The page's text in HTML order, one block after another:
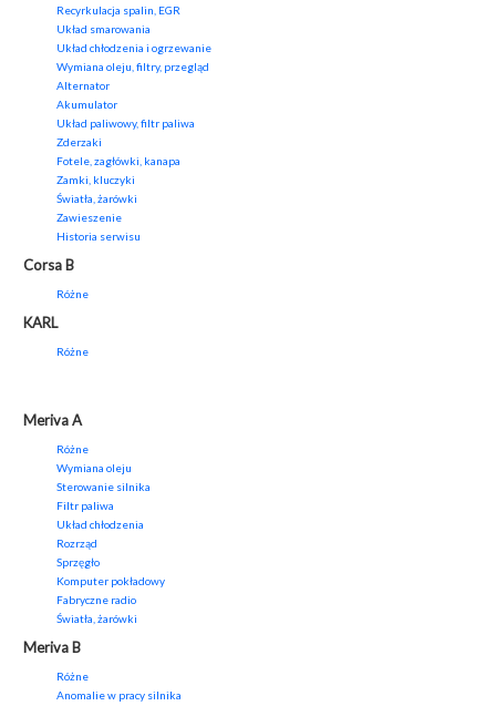
Recyrkulacja spalin, EGR
Układ smarowania
Układ chłodzenia i ogrzewanie
Wymiana oleju, filtry, przegląd
Alternator
Akumulator
Układ paliwowy, filtr paliwa
Zderzaki
Fotele, zagłówki, kanapa
Zamki, kluczyki
Światła, żarówki
Zawieszenie
Historia serwisu
Corsa B
Różne
KARL
Różne
Meriva A
Różne
Wymiana oleju
Sterowanie silnika
Filtr paliwa
Układ chłodzenia
Rozrząd
Sprzęgło
Komputer pokładowy
Fabryczne radio
Światła, żarówki
Meriva B
Różne
Anomalie w pracy silnika